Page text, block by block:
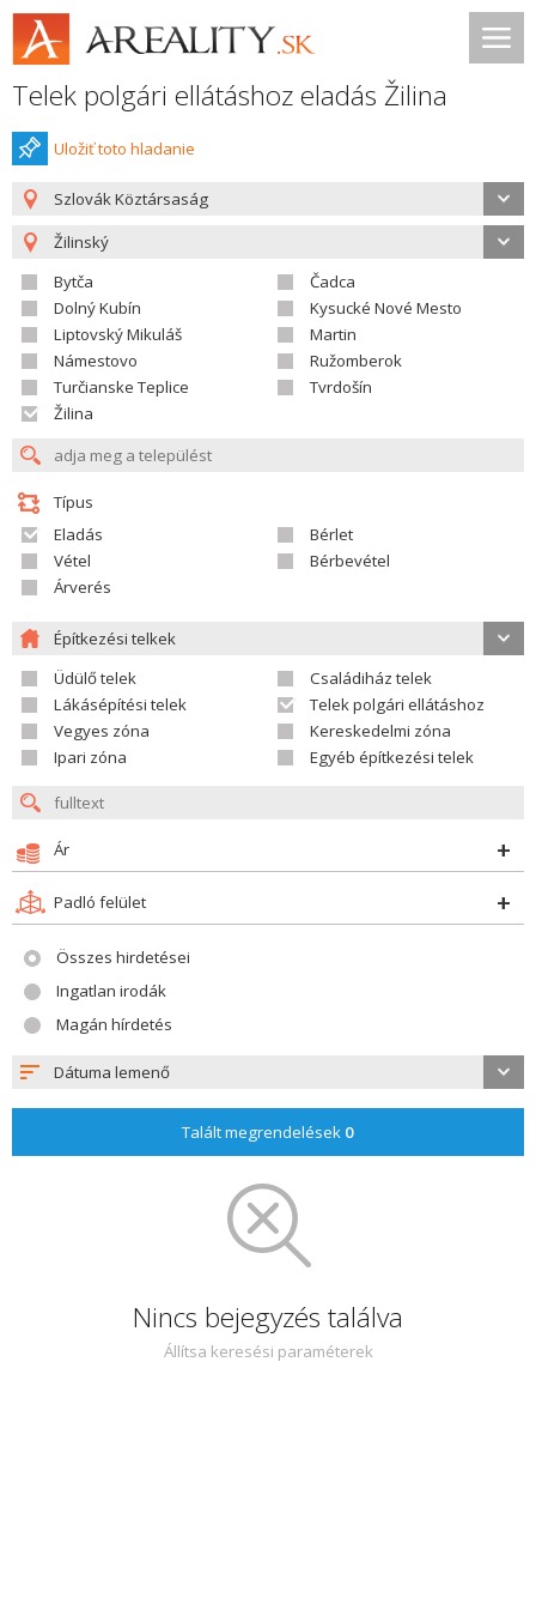
Telek polgári ellátáshoz eladás Žilina
Uložiť toto hladanie
Szlovák Köztársaság
Žilinský
Bytča
Čadca
Dolný Kubín
Kysucké Nové Mesto
Liptovský Mikuláš
Martin
Námestovo
Ružomberok
Turčianske Teplice
Tvrdošín
Žilina
Típus
Eladás
Bérlet
Vétel
Bérbevétel
Árverés
Építkezési telkek
Üdülő telek
Családiház telek
Lákásépítési telek
Telek polgári ellátáshoz
Vegyes zóna
Kereskedelmi zóna
Ipari zóna
Egyéb építkezési telek
Ár
Padló felület
Összes hirdetései
Ingatlan irodák
Magán hírdetés
Dátuma lemenő
Talált megrendelések 0
Nincs bejegyzés találva
Állítsa keresési paraméterek